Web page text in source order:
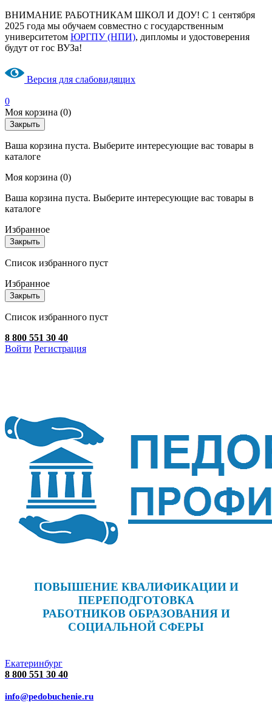
ВНИМАНИЕ РАБОТНИКАМ ШКОЛ И ДОУ! С 1 сентября
2025 года мы обучаем совместно с государственным
университетом ЮРГПУ (НПИ), дипломы и удостоверения
будут от гос ВУЗа!
Версия для слабовидящих
0
Моя корзина (0)
Закрыть
Ваша корзина пуста. Выберите интересующие вас товары в
каталоге
Моя корзина (0)
Ваша корзина пуста. Выберите интересующие вас товары в
каталоге
Избранное
Закрыть
Список избранного пуст
Избранное
Закрыть
Список избранного пуст
8 800 551 30 40
Войти Регистрация
ПОВЫШЕНИЕ КВАЛИФИКАЦИИ И
ПЕРЕПОДГОТОВКА
РАБОТНИКОВ ОБРАЗОВАНИЯ И
СОЦИАЛЬНОЙ СФЕРЫ
Екатеринбург
8 800 551 30 40
info@pedobuchenie.ru